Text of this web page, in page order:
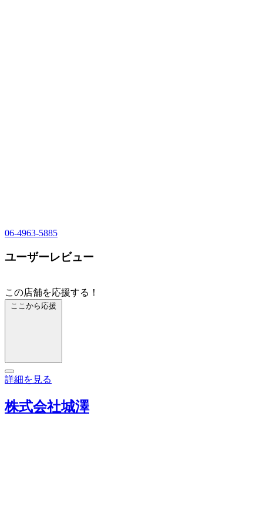
06-4963-5885
ユーザーレビュー
この店舗を応援する！
ここから応援
詳細を見る
株式会社城澤